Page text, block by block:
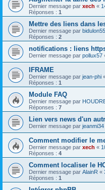
Dernier message par xech «
Réponses : 1
Mettre des liens dans
Dernier message par bidulon55
Réponses : 2
notifications : liens
Dernier message par pollux57
IFRAME
Dernier message par jean-phi
Réponses : 1
Module FAQ
Dernier message par
Réponses : 7
Lien vers news d'un
Dernier message par jeanmi34
Comment modifier le
Dernier message par xech «
Réponses : 4
Comment localiser le
Dernier message par AlainR «
Réponses : 1